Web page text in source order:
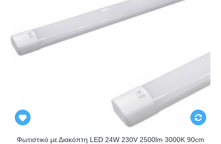
Φωτιστικό με Διακόπτη LED 24W 230V 2500lm 3000K 90cm